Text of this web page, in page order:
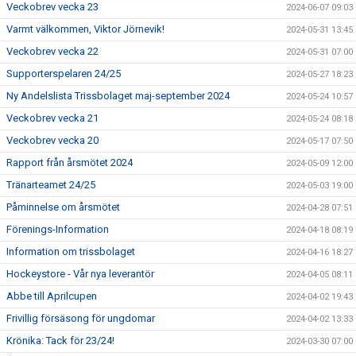
Veckobrev vecka 23 2024-06-07 09:03
Varmt välkommen, Viktor Jörnevik! 2024-05-31 13:45
Veckobrev vecka 22 2024-05-31 07:00
Supporterspelaren 24/25 2024-05-27 18:23
Ny Andelslista Trissbolaget maj-september 2024 2024-05-24 10:57
Veckobrev vecka 21 2024-05-24 08:18
Veckobrev vecka 20 2024-05-17 07:50
Rapport från årsmötet 2024 2024-05-09 12:00
Tränarteamet 24/25 2024-05-03 19:00
Påminnelse om årsmötet 2024-04-28 07:51
Förenings-Information 2024-04-18 08:19
Information om trissbolaget 2024-04-16 18:27
Hockeystore - Vår nya leverantör 2024-04-05 08:11
Abbe till Aprilcupen 2024-04-02 19:43
Frivillig försäsong för ungdomar 2024-04-02 13:33
Krönika: Tack för 23/24! 2024-03-30 07:00